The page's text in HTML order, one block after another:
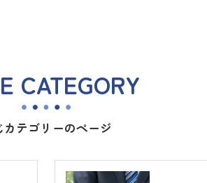
カテゴリーのページ
CATEGORY